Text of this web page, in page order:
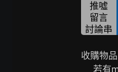
推噓
留言
討論串
收購物